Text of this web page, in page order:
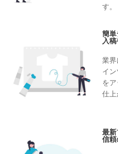
す。
簡単
入
業界
イ
を
仕上
最新
信頼